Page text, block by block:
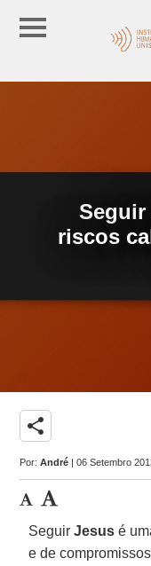
Seguir
riscos
share
Por:André | 06 Setembro
SeguirJesus é
e de